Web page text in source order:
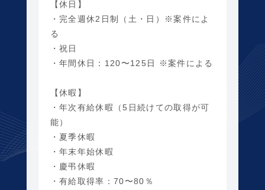
【休日】
・完全週休2日制（土・日）※案件によ
る
・祝日
・年間休日：120〜125日 ※案件による
【休暇】
・年次有給休暇（5日続けての取得が可
能）
・夏季休暇
・年末年始休暇
・慶弔休暇
・有給取得率：70〜80％